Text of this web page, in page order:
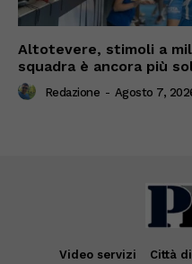
Altotevere, stimoli a
squadra è ancora più
Redazione - Agosto 7,
Video servizi Città